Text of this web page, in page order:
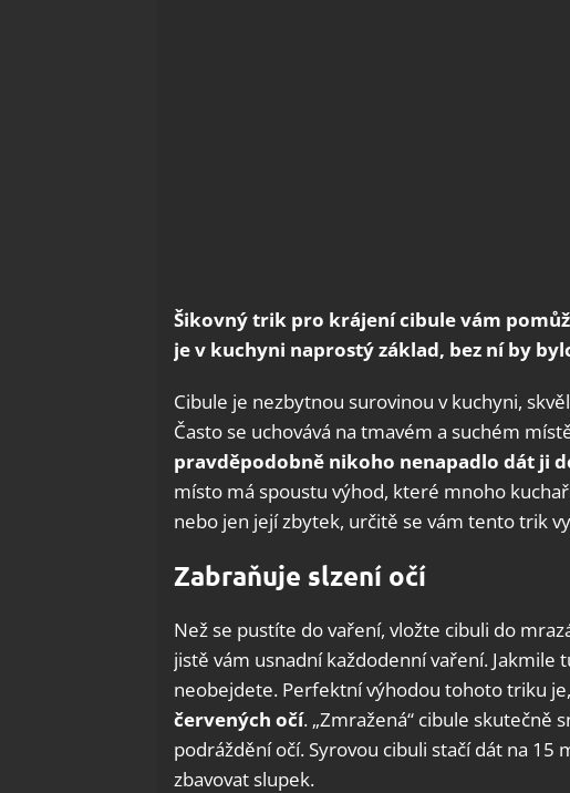
Šikovný trik pro krájení cibule vám
je v kuchyni naprostý základ, bez ní by
Cibule je nezbytnou surovinou v kuchyni,
Často se uchovává na tmavém a suchém
pravděpodobně nikoho nenapadlo dát ji
místo má spoustu výhod, které mnoho
nebo jen její zbytek, určitě se vám tento trik
Zabraňuje slzení očí
Než se pustíte do vaření, vložte cibuli do
jistě vám usnadní každodenní vaření. Jakmile
neobejdete. Perfektní výhodou tohoto triku
červených očí. „Zmražená“ cibule skutečně
podráždění očí. Syrovou cibuli stačí dát na 15
zbavovat slupek.